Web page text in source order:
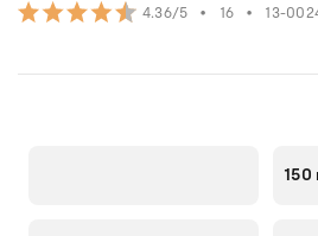
4.36/5 • 16 • 13-
150